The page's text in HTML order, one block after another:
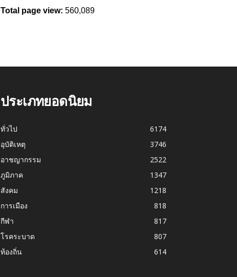
Total page view: 560,089
ประเภทยอดนิยม
ทั่วไป
6174
อุบัติเหตุ
3746
อาชญากรรม
2522
ภูมิภาค
1347
สังคม
1218
การเมือง
818
กีฬา
817
โรคระบาด
807
ท้องถิ่น
614